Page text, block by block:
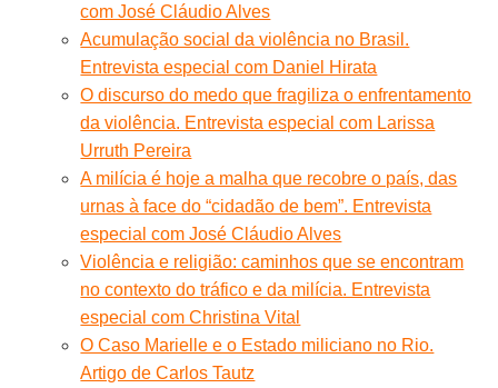
com José Cláudio Alves
Acumulação social da violência no Brasil.
Entrevista especial com Daniel Hirata
O discurso do medo que fragiliza o enfrentamento
da violência. Entrevista especial com Larissa
Urruth Pereira
A milícia é hoje a malha que recobre o país, das
urnas à face do “cidadão de bem”. Entrevista
especial com José Cláudio Alves
Violência e religião: caminhos que se encontram
no contexto do tráfico e da milícia. Entrevista
especial com Christina Vital
O Caso Marielle e o Estado miliciano no Rio.
Artigo de Carlos Tautz